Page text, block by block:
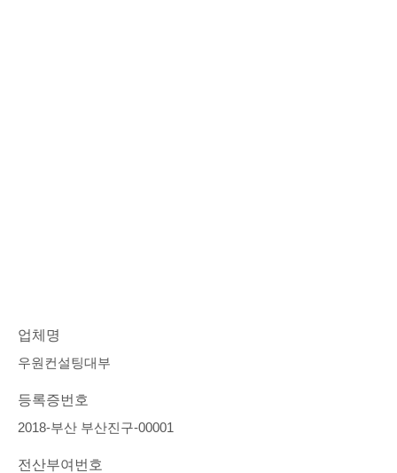
업체명
우원컨설팅대부
등록증번호
2018-부산 부산진구-00001
전산부여번호